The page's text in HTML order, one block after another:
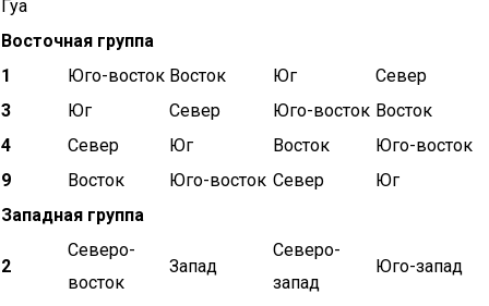
Гуа
Восточная группа
1
Юго-восток Восток Юг
Север
3
Юг Север Юго-восток Восток
4
Север Юг Восток
Юго-восток
9
Восток Юго-восток Север
Юг
Западная группа
2
Северо-
восток
Запад
Северо-
запад
Юго-запад